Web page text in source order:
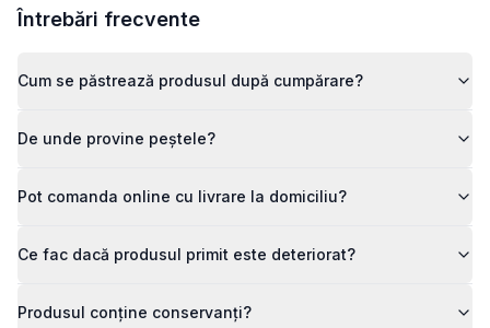
Întrebări frecvente
Cum se păstrează produsul după cumpărare?
De unde provine peștele?
Pot comanda online cu livrare la domiciliu?
Ce fac dacă produsul primit este deteriorat?
Produsul conține conservanți?